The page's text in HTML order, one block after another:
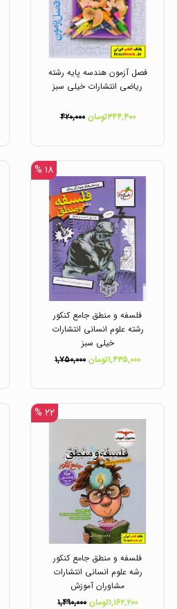
فصل آزمون هندسه پایه رشته
ریاضی انتشارات خیلی سبز
۳۴۴,۴۰۰تومان ۴۲۰,۰۰۰
۱۸ %
فلسفه و منطق جامع کنکور
رشته علوم انسانی انتشارات
خیلی سبز
۱,۴۳۵,۰۰۰تومان
۱,۷۵۰,۰۰۰
۲۲ %
فلسفه و منطق جامع کنکور
رشه علوم انسانی انتشارات
مشاوران آموزش
۱,۱۶۲,۲۰۰تومان
۱,۴۹۰,۰۰۰